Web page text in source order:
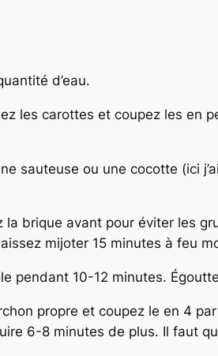
d’eau.
les carottes et coupez les en
sauteuse ou une cocotte (ici
brique avant pour éviter les
mijoter 15 minutes à feu
pendant 10-12 minutes.
propre et coupez le en 4
6-8 minutes de plus. Il faut